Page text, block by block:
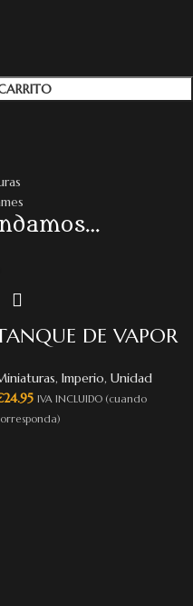
DE VAPOR
, Imperio, Unidad
24.95 IVA INCLUIDO (cuando